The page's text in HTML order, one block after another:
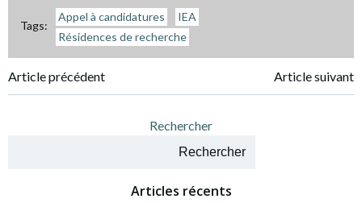
Tags:
Appel à candidatures
IEA
Résidences de recherche
Navigation
Article précédent
Navigation
de
l’article
Article suivant
Rechercher
Rechercher
Articles récents